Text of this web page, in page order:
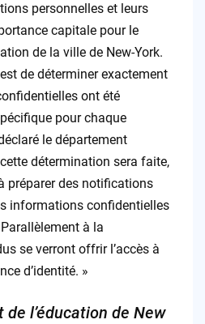
personnelles et leurs
capitale pour le
de la ville de New-York.
de déterminer exactement
ont été
pour chaque
le département
détermination sera faite,
préparer des notifications
informations confidentielles
à la
se verront offrir l’accès à
d’identité. »
l’éducation de New